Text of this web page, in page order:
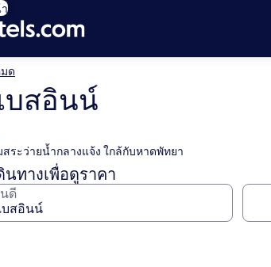
ด
บสอินน์
ระว่ายน้ำกลางแจ้ง ใกล้กับหาดพัทยา
นทางเพื่อดูราคา
ดี